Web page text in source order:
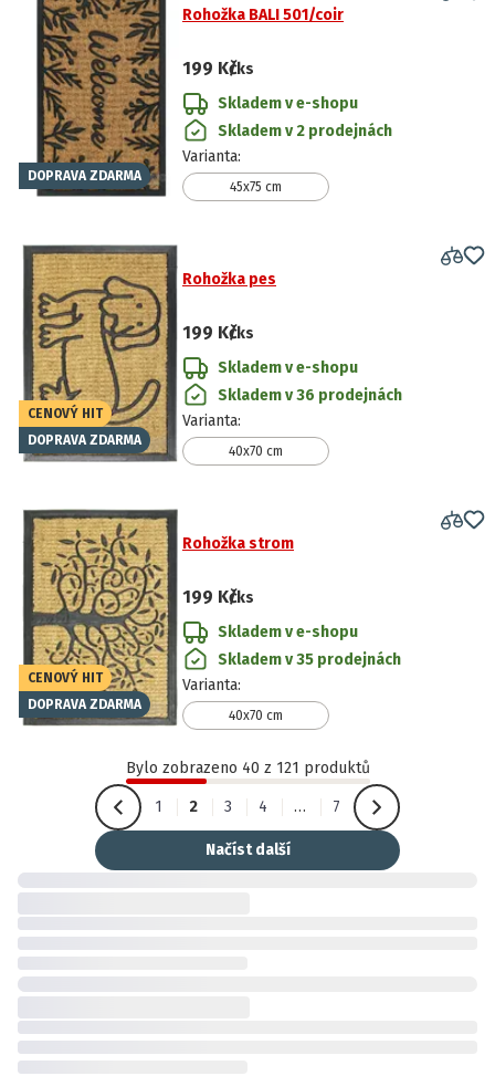
DOPRAVA ZDARMA
Rohožka BALI 501/coir
199 Kč/ks
Skladem v e-shopu
Skladem v 2 prodejnách
Varianta:
45x75 cm
CENOVÝ HIT
DOPRAVA ZDARMA
Rohožka pes
199 Kč/ks
Skladem v e-shopu
Skladem v 36 prodejnách
Varianta:
40x70 cm
CENOVÝ HIT
DOPRAVA ZDARMA
Rohožka strom
199 Kč/ks
Skladem v e-shopu
Skladem v 35 prodejnách
Varianta:
40x70 cm
Bylo zobrazeno 40 z 121 produktů
1 2 3 4 … 7
Načíst další